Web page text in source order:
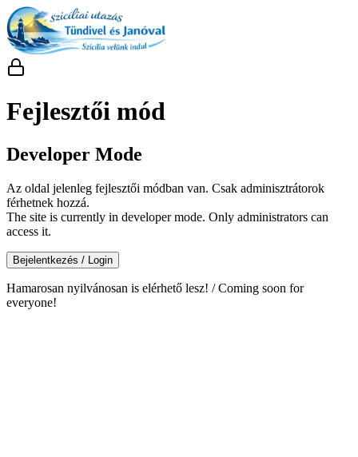
Fejlesztői mód
Developer Mode
Az oldal jelenleg fejlesztői módban van. Csak adminisztrátorok
férhetnek hozzá.
The site is currently in developer mode. Only administrators can
access it.
Bejelentkezés / Login
Hamarosan nyilvánosan is elérhető lesz! / Coming soon for
everyone!